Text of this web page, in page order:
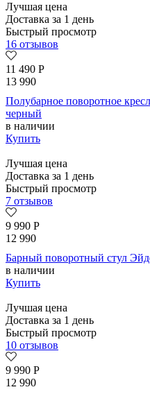
Лучшая цена
Доставка за 1 день
Быстрый просмотр
16 отзывов
11 490 Р
13 990
Полубарное поворотное
черный
в наличии
Купить
Лучшая цена
Доставка за 1 день
Быстрый просмотр
7 отзывов
9 990 Р
12 990
Барный поворотный стул
в наличии
Купить
Лучшая цена
Доставка за 1 день
Быстрый просмотр
10 отзывов
9 990 Р
12 990